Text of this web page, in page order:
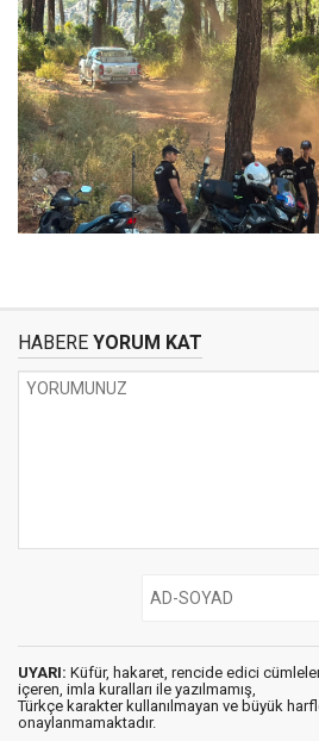
HABERE YORUM KAT
UYARI: Küfür, hakaret, rencide edici
içeren, imla kuralları ile yazılmamış,
Türkçe karakter kullanılmayan ve büyük
onaylanmamaktadır.